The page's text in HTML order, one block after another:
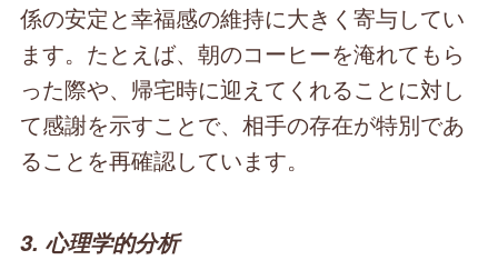
係の安定と幸福感の維持に大きく寄与してい
ます。たとえば、朝のコーヒーを淹れてもら
った際や、帰宅時に迎えてくれることに対し
て感謝を示すことで、相手の存在が特別であ
ることを再確認しています。
3. 心理学的分析